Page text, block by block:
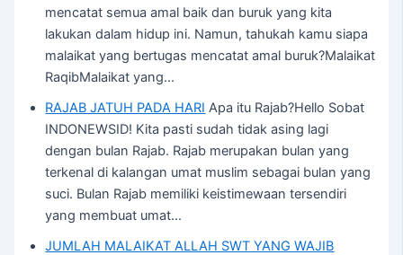
mencatat semua amal baik dan buruk yang kita
lakukan dalam hidup ini. Namun, tahukah kamu siapa
malaikat yang bertugas mencatat amal buruk?Malaikat
RaqibMalaikat yang…
RAJAB JATUH PADA HARI Apa itu Rajab?Hello Sobat
INDONEWSID! Kita pasti sudah tidak asing lagi
dengan bulan Rajab. Rajab merupakan bulan yang
terkenal di kalangan umat muslim sebagai bulan yang
suci. Bulan Rajab memiliki keistimewaan tersendiri
yang membuat umat…
JUMLAH MALAIKAT ALLAH SWT YANG WAJIB